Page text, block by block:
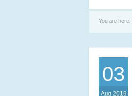
You are here:
03
Aug 2019